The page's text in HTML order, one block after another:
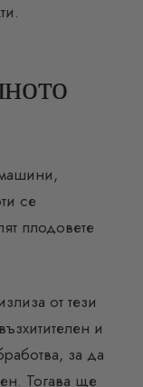
се
плодовете
от тези
и
за да
Тогава ще